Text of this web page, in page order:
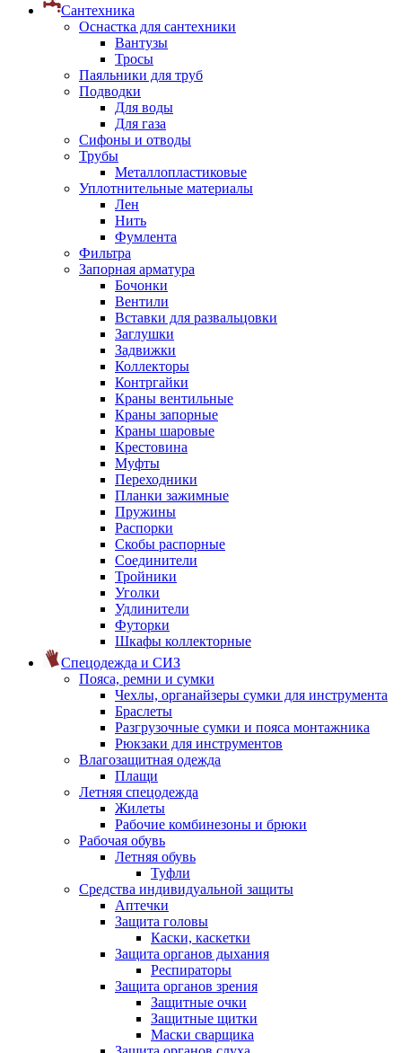
Сантехника
Оснастка для сантехники
Вантузы
Тросы
Паяльники для труб
Подводки
Для воды
Для газа
Сифоны и отводы
Трубы
Металлопластиковые
Уплотнительные материалы
Лен
Нить
Фумлента
Фильтра
Запорная арматура
Бочонки
Вентили
Вставки для развальцовки
Заглушки
Задвижки
Коллекторы
Контргайки
Краны вентильные
Краны запорные
Краны шаровые
Крестовина
Муфты
Переходники
Планки зажимные
Пружины
Распорки
Скобы распорные
Соединители
Тройники
Уголки
Удлинители
Футорки
Шкафы коллекторные
Спецодежда и СИЗ
Пояса, ремни и сумки
Чехлы, органайзеры сумки для инструмента
Браслеты
Разгрузочные сумки и пояса монтажника
Рюкзаки для инструментов
Влагозащитная одежда
Плащи
Летняя спецодежда
Жилеты
Рабочие комбинезоны и брюки
Рабочая обувь
Летняя обувь
Туфли
Средства индивидуальной защиты
Аптечки
Защита головы
Каски, каскетки
Защита органов дыхания
Респираторы
Защита органов зрения
Защитные очки
Защитные щитки
Маски сварщика